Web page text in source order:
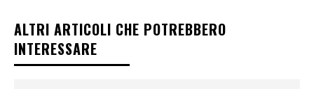
ALTRI ARTICOLI CHE POTREBBERO
INTERESSARE